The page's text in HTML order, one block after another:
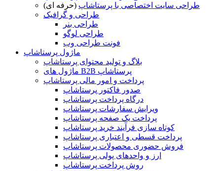
طراحی سایت اختصاصی با پرستاشاپ (حرفه ای)
طراحی و گرافیک
طراحی بنر
طراحی لوگو
فونت طراحی وب
ماژول پرستاشاپ
بلاگ و تولید محتوای پرستاشاپ
ماژول های B2B پرستاشاپ
پرداخت و امور مالی پرستاشاپ
صدور فاکتور پرستاشاپ
درگاه پرداخت پرستاشاپ
ویرایش سفارشات پرستاشاپ
پرداخت یک صفحه پرستاشاپ
کوتاه سازی فرآیند خرید پرستاشاپ
پرداخت قسطی و اعتباری پرستاشاپ
فروش حضوری محصولات پرستاشاپ
ارز و واحدهای پولی پرستاشاپ
روش پرداخت پرستاشاپ